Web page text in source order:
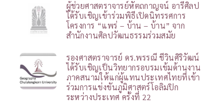
ผู้ช่วยศาสตราจารย์หัตถกาญจน์ อารีศิลป
ได้รับเชิญเข้าร่วมพิธีเปิดนิทรรศการ
โครงการ “แพร่ – บ้าน – บ้าน” จาก
สำนักงานศิลปวัฒนธรรมร่วมสมัย
รองศาสตราจารย์ ดร.พรรณี ชีวินศิริวัฒน์
ได้รับเชิญเป็นวิทยากรอบรมเข้มด้านงาน
ภาคสนามให้แก่ผู้แทนประเทศไทยที่เข้า
ร่วมการแข่งขันภูมิศาสตร์โอลิมปิก
ระหว่างประเทศ ครั้งที่ 22